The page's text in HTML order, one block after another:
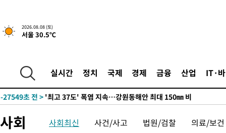
2026.08.08 (토)
서울 30.5℃
실시간 정치 국제 경제 금융 산업 IT·
-20675초 전 >
-27549초 전 > '최고 37도' 폭염 지속…강원동해안 최대 150㎜ 비
-27549초 전 >
'최고 37도' 폭염 지속…강원동해안 최대 150㎜ 비
사회 사회최신 사건/사고 법원/검찰 의료/보건